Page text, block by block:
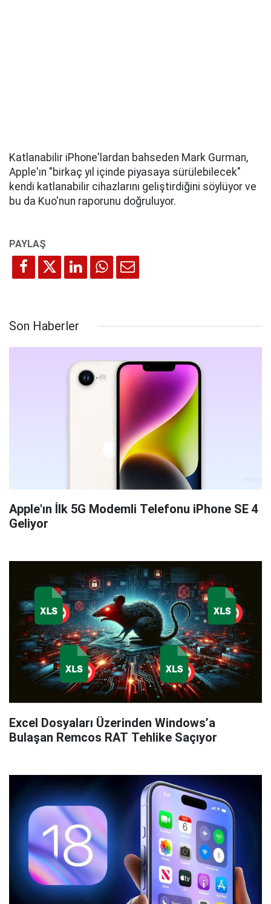
Katlanabilir iPhone'lardan bahseden Mark Gurman,
Apple'ın "birkaç yıl içinde piyasaya sürülebilecek"
kendi katlanabilir cihazlarını geliştirdiğini söylüyor ve
bu da Kuo'nun raporunu doğruluyor.
Son Haberler
Apple'ın İlk 5G Modemli Telefonu iPhone SE 4
Geliyor
Excel Dosyaları Üzerinden Windows’a
Bulaşan Remcos RAT Tehlike Saçıyor